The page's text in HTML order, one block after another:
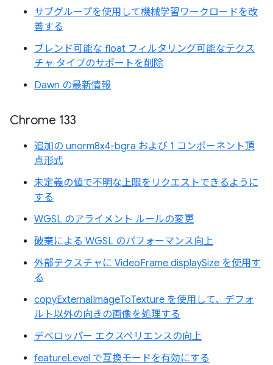
サブグループを使用して機械学習ワークロードを改
善する
ブレンド可能な float フィルタリング可能なテクス
チャ タイプのサポートを削除
Dawn の最新情報
Chrome 133
追加の unorm8x4-bgra および 1 コンポーネント頂
点形式
未定義の値で不明な上限をリクエストできるように
する
WGSL のアライメント ルールの変更
破棄による WGSL のパフォーマンス向上
外部テクスチャに VideoFrame displaySize を使用す
る
copyExternalImageToTexture を使用して、デフォ
ルト以外の向きの画像を処理する
デベロッパー エクスペリエンスの向上
featureLevel で互換モードを有効にする